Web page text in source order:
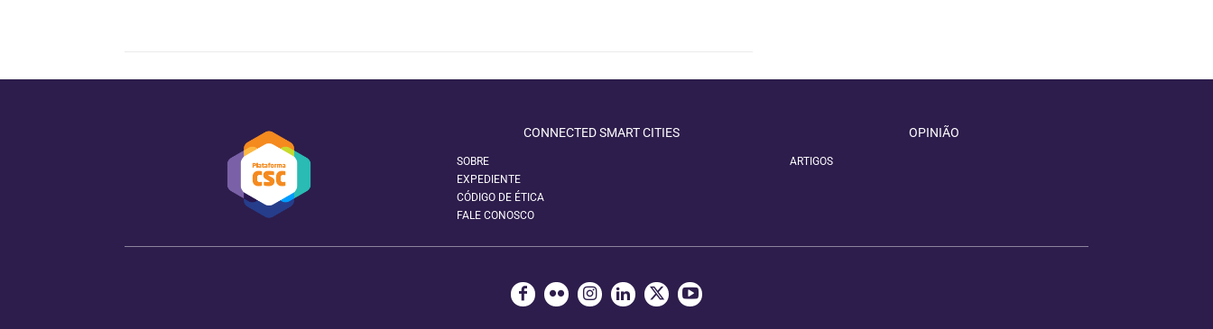
CONNECTED SMART CITIES
SOBRE
EXPEDIENTE
CÓDIGO DE ÉTICA
FALE CONOSCO
OPINIÃO
ARTIGOS